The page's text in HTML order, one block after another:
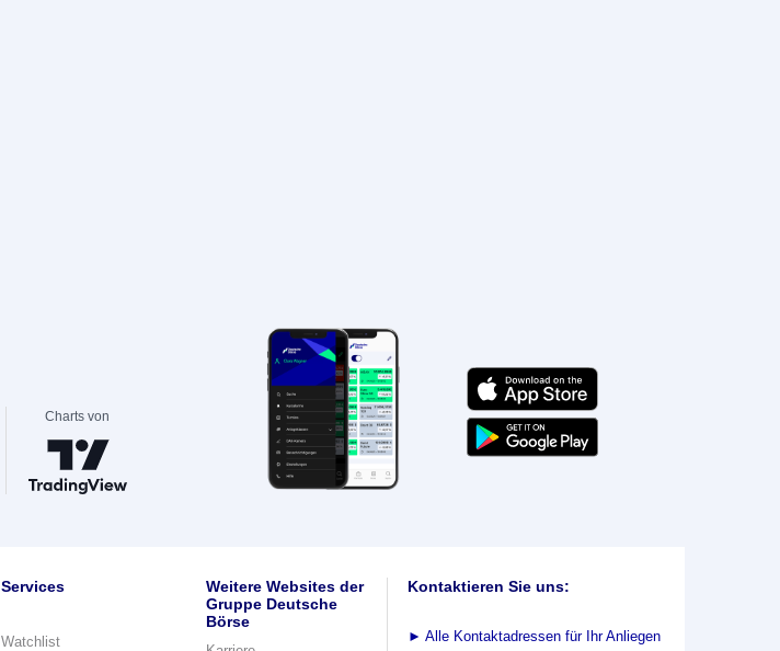
Charts von
Services
Watchlist
Weitere Websites der
Gruppe Deutsche
Börse
Kontaktieren Sie uns:
► Alle Kontaktadressen für Ihr Anliegen